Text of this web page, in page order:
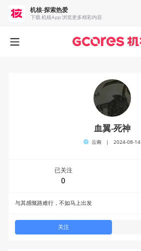
血翼-死神
云南 | 2024-08-14
已关注
0
与其感慨路难行，不如马上出发
关注
机核-探索热爱
下载 机核App 浏览更多精彩内容